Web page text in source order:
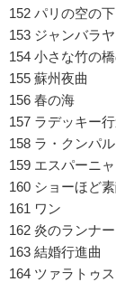
152 パリの空の下
153 ジャンバラヤ
154 小さな竹の
155 蘇州夜曲
156 春の海
157 ラデッキー
158 ラ・クンパ
159 エスパーニ
160 ショーほど
161 ワン
162 炎のランナー
163 結婚行進曲
164 ツァラトゥ